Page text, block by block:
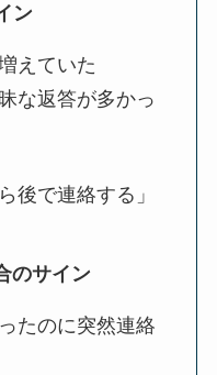
ン
えていた
な返答が多かっ
後で連絡する」
のサイン
たのに突然連絡